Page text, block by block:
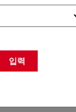
également
vous
adapter
입력